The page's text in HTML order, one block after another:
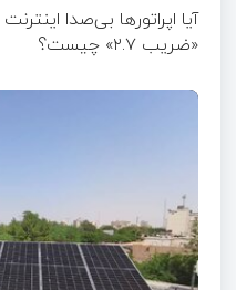
آیا اپراتورها بی‌صدا
«ضریب ۲.۷» چیست؟